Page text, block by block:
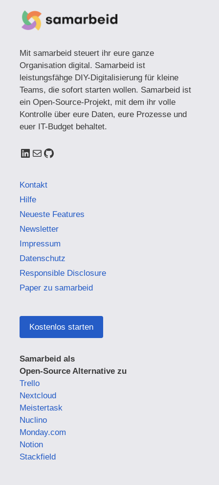
Mit samarbeid steuert ihr eure ganze
Organisation digital. Samarbeid ist
leistungsfähge DIY-Digitalisierung für kleine
Teams, die sofort starten wollen. Samarbeid ist
ein Open-Source-Projekt, mit dem ihr volle
Kontrolle über eure Daten, eure Prozesse und
euer IT-Budget behaltet.
LinkedIn
E-MailGitHub
Kontakt
Hilfe
Neueste Features
Newsletter
Impressum
Datenschutz
Responsible Disclosure
Paper zu samarbeid
Kostenlos starten
Samarbeid als
Open-Source Alternative zu
Trello
Nextcloud
Meistertask
Nuclino
Monday.com
Notion
Stackfield